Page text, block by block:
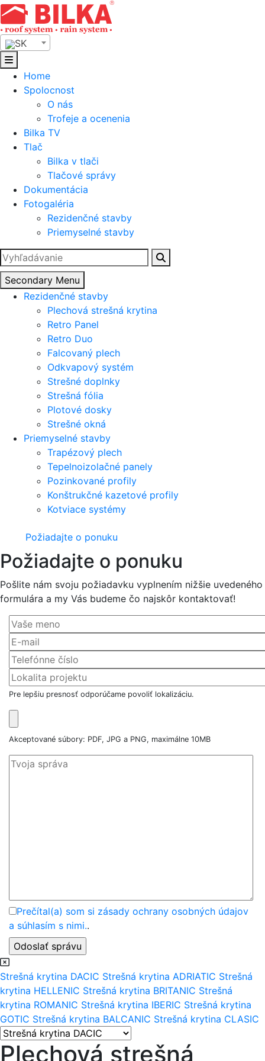
Skip
to
content
SK
Home
Spolocnost
O nás
Trofeje a ocenenia
Bilka TV
Tlač
Bilka v tlači
Tlačové správy
Dokumentácia
Fotogaléria
Rezidenčné stavby
Priemyselné stavby
Hľadať:
Secondary Menu
Rezidenčné stavby
Plechová strešná krytina
Retro Panel
Retro Duo
Falcovaný plech
Odkvapový systém
Strešné doplnky
Strešná fólia
Plotové dosky
Strešné okná
Priemyselné stavby
Trapézový plech
Tepelnoizolačné panely
Pozinkované profily
Konštrukčné kazetové profily
Kotviace systémy
Požiadajte o ponuku
Požiadajte o ponuku
Pošlite nám svoju požiadavku vyplnením nižšie uvedeného
formulára a my Vás budeme čo najskôr kontaktovať!
Pre lepšiu presnosť odporúčame povoliť lokalizáciu.
Akceptované súbory: PDF, JPG a PNG, maximálne 10MB
Prečítal(a) som si zásady ochrany osobných údajov
a súhlasím s nimi..
Strešná krytina DACIC Strešná krytina ADRIATIC Strešná
krytina HELLENIC Strešná krytina BRITANIC Strešná
krytina ROMANIC Strešná krytina IBERIC Strešná krytina
GOTIC Strešná krytina BALCANIC Strešná krytina CLASIC
Plechová strešná